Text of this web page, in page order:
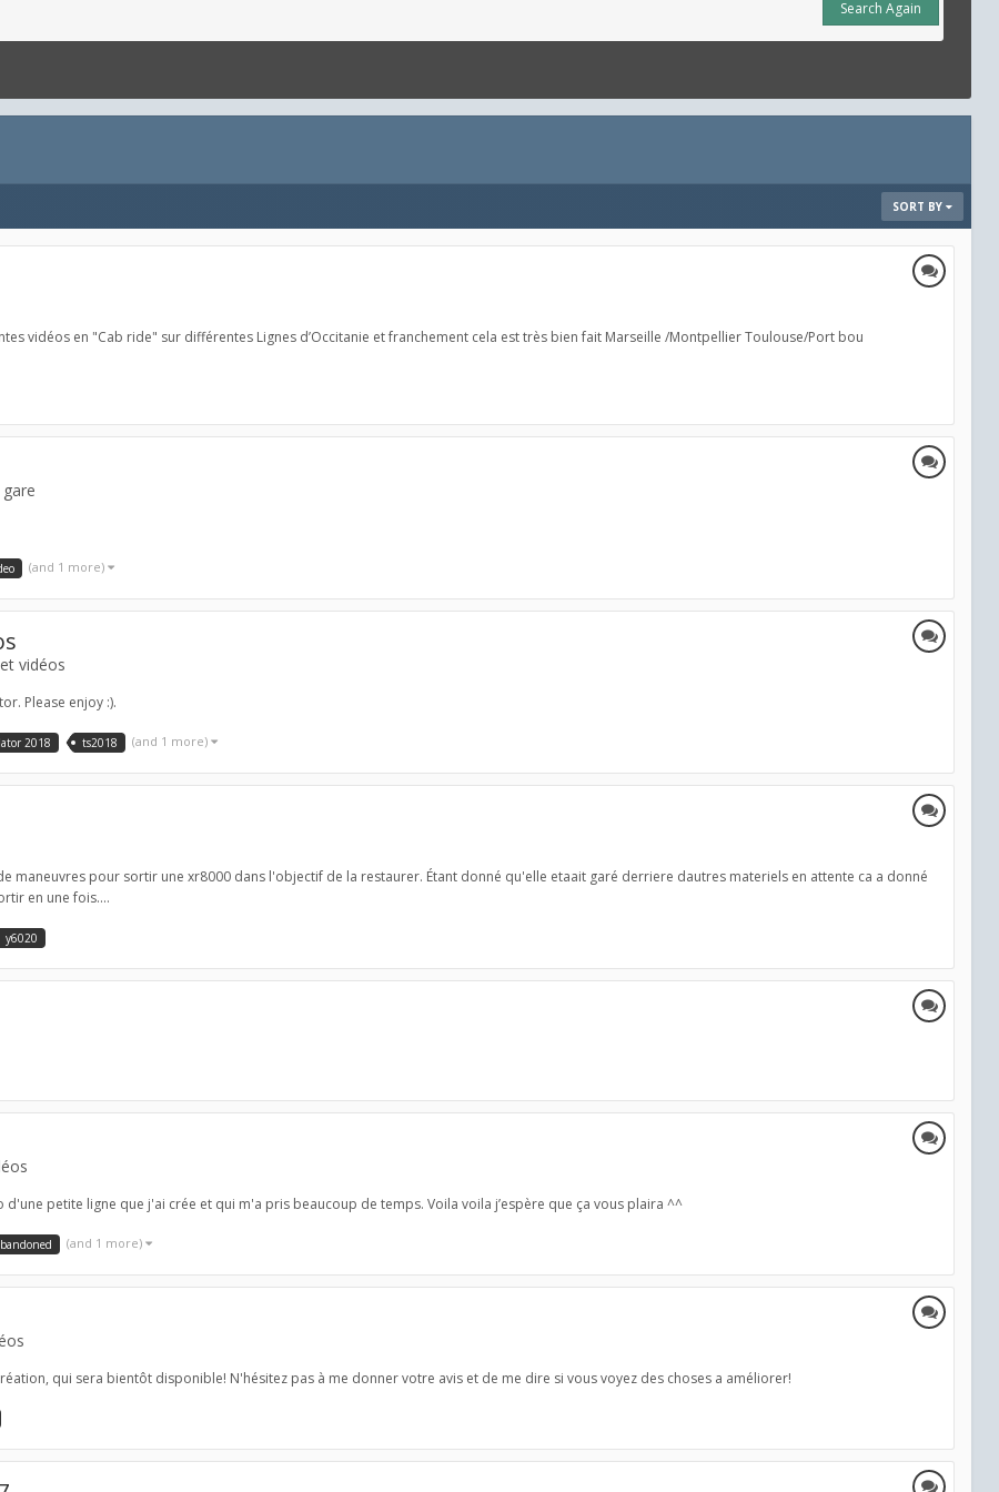
Search Again
SORT BY
vidéos en "Cab ride" sur différentes Lignes d’Occitanie et franchement cela est très bien fait Marseille /Montpellier Toulouse/Port bou
(and 1 more)
vidéos
Please enjoy :).
2018 ts2018 (and 1 more)
maneuvres pour sortir une xr8000 dans l'objectif de la restaurer. Étant donné qu'elle etaait garé derriere dautres materiels en attente ca a donné
en une fois....
y6020
petite ligne que j'ai crée et qui m'a pris beaucoup de temps. Voila voila j’espère que ça vous plaira ^^
(and 1 more)
qui sera bientôt disponible! N'hésitez pas à me donner votre avis et de me dire si vous voyez des choses a améliorer!